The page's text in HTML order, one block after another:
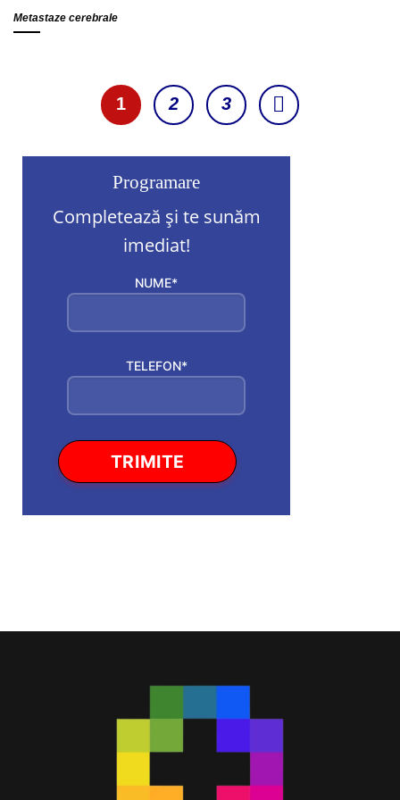
Metastaze cerebrale
1 2 3
Programare
Completează și te sunăm
imediat!
NUME*
TELEFON*